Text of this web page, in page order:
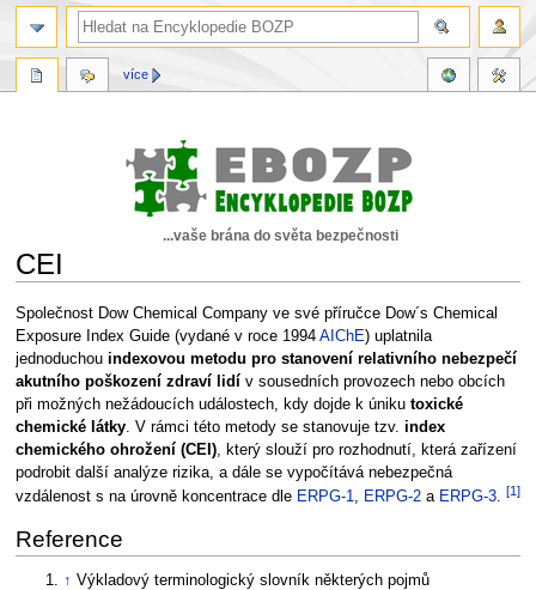
...vaše brána do světa bezpečnosti
CEI
Skočit
na
navigaci
Skočit
na
vyhledávání
Společnost Dow Chemical Company ve své příručce Dow´s Chemical
Exposure Index Guide (vydané v roce 1994 AIChE) uplatnila
jednoduchou indexovou metodu pro stanovení relativního nebezpečí
akutního poškození zdraví lidí v sousedních provozech nebo obcích
při možných nežádoucích událostech, kdy dojde k úniku toxické
chemické látky. V rámci této metody se stanovuje tzv. index
chemického ohrožení (CEI), který slouží pro rozhodnutí, která zařízení
podrobit další analýze rizika, a dále se vypočítává nebezpečná
vzdálenost s na úrovně koncentrace dle ERPG-1, ERPG-2a ERPG-3. [1]
Reference
↑ Výkladový terminologický slovník některých pojmů
více